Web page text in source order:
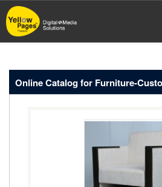
Skip
to
main
Online Catalog for Furniture-